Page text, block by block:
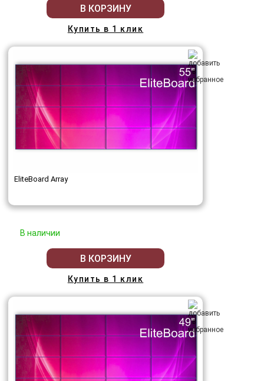
В КОРЗИНУ
Купить в 1 клик
EliteBoard Array
В наличии
В КОРЗИНУ
Купить в 1 клик